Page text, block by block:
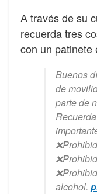
A través de su
recuerda tres
con un patinete
Buenos
de
parte de
alcohol.